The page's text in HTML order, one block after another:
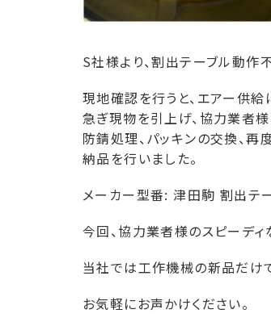
S社様より、割出テーブル動作
現地確認を行うと、エアー供
急ぎ現物を引上げ、協力業者様
防錆処理、パッキンの交換、
納品を行いました。
メーカー型番: 津田駒 割出テ
今回、協力業者様のスピーディ
当社では工作機械の新品だけ
お気軽にお声かけください。